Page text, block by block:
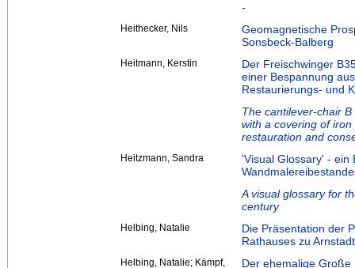
-
Heithecker, Nils
Geomagnetische
Sonsbeck-Balberg
Heitmann, Kerstin
Der Freischwinger
einer Bespannung
Restaurierungs- und
The cantilever-chair
with a covering of
restauration and
Heitzmann, Sandra
'Visual Glossary' - ein
A visual glossary for
century
Helbing, Natalie
Die Präsentation der
Rathauses zu
Helbing, Natalie; Kämpf,
Der ehemalige Große